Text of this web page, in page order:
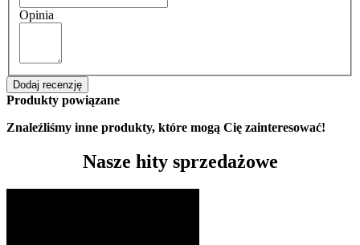
Opinia
Dodaj recenzję
Produkty powiązane
Znaleźliśmy inne produkty, które mogą Cię zainteresować!
Nasze hity sprzedażowe